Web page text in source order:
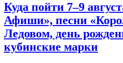
Куда пойти 7–9
Афиши», песни
Ледовом, день
кубинские марки